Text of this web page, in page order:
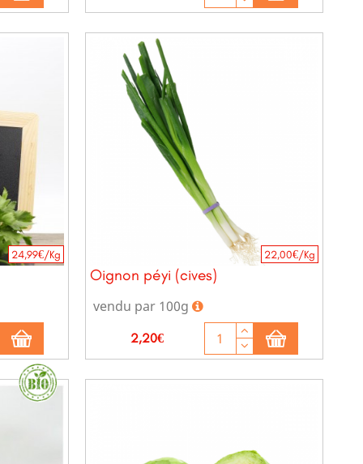
24,99€/Kg
Oignon péyi (cives)
22,00€/Kg
vendu par 100g
Prix
2,20€